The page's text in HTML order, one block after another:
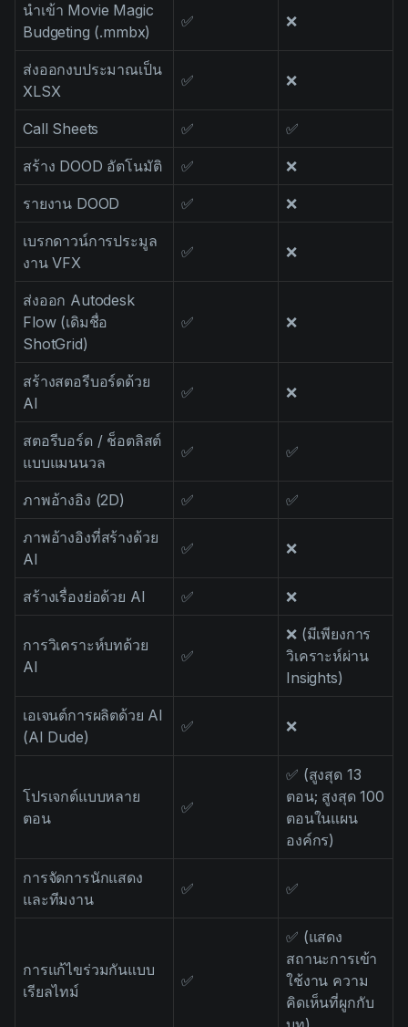
นำเข้า Movie Magic
Budgeting (.mmbx)
✅ ❌
ส่งออกงบประมาณเป็น
XLSX
✅ ❌
Call Sheets ✅ ✅
สร้าง DOOD อัตโนมัติ ✅ ❌
รายงาน DOOD ✅ ❌
เบรกดาวน์การประมูล
งาน VFX
✅ ❌
ส่งออก Autodesk
Flow (เดิมชื่อ
ShotGrid)
✅ ❌
สร้างสตอรีบอร์ดด้วย
AI
✅ ❌
สตอรีบอร์ด / ช็อตลิสต์
แบบแมนนวล
✅ ✅
ภาพอ้างอิง (2D) ✅ ✅
ภาพอ้างอิงที่สร้างด้วย
AI
✅ ❌
สร้างเรื่องย่อด้วย AI ✅ ❌
การวิเคราะห์บทด้วย
AI
✅
❌ (มีเพียงการ
วิเคราะห์ผ่าน
Insights)
เอเจนต์การผลิตด้วย AI
(AI Dude)
✅ ❌
โปรเจกต์แบบหลาย
ตอน
✅
✅ (สูงสุด 13
ตอน; สูงสุด 100
ตอนในแผน
องค์กร)
การจัดการนักแสดง
และทีมงาน
✅ ✅
การแก้ไขร่วมกันแบบ
เรียลไทม์
✅
✅ (แสดง
สถานะการเข้า
ใช้งาน ความ
คิดเห็นที่ผูกกับ